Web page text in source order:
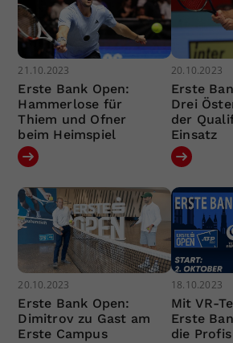
21.10.2023
Erste Bank Open:
Hammerlose für
Thiem und Ofner
beim Heimspiel
20.10.2023
Erste
Drei
der
Einsatz
20.10.2023
Erste Bank Open:
Dimitrov zu Gast am
Erste Campus
18.10.2023
Mit VR-
Erste
die